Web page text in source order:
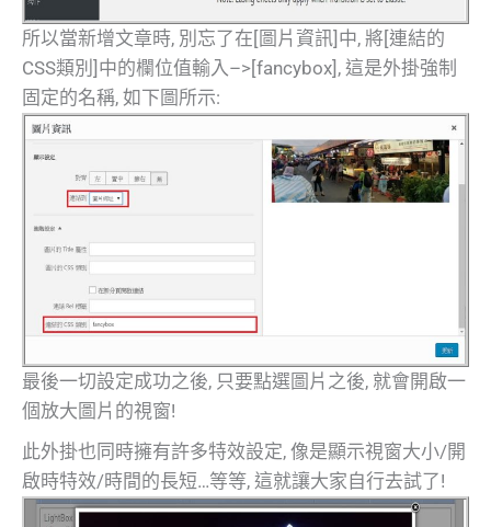
所以當新增文章時, 別忘了在[圖片資訊]中, 將[連結的
CSS類別]中的欄位值輸入–>[fancybox], 這是外掛強制
固定的名稱, 如下圖所示:
最後一切設定成功之後, 只要點選圖片之後, 就會開啟一
個放大圖片的視窗!
此外掛也同時擁有許多特效設定, 像是顯示視窗大小/開
啟時特效/時間的長短…等等, 這就讓大家自行去試了!